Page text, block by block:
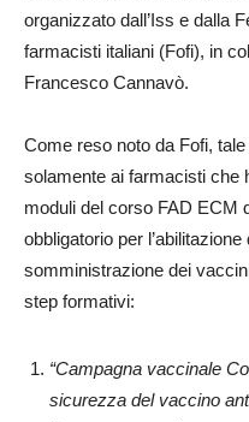
organizzato dall’Iss e dalla
farmacisti italiani (Fofi), in
Francesco Cannavò.
Come reso noto da Fofi,
solamente ai farmacisti che
moduli del corso FAD ECM
obbligatorio per
somministrazione dei
step formativi:
“Campagna vaccinale
sicurezza del vaccino